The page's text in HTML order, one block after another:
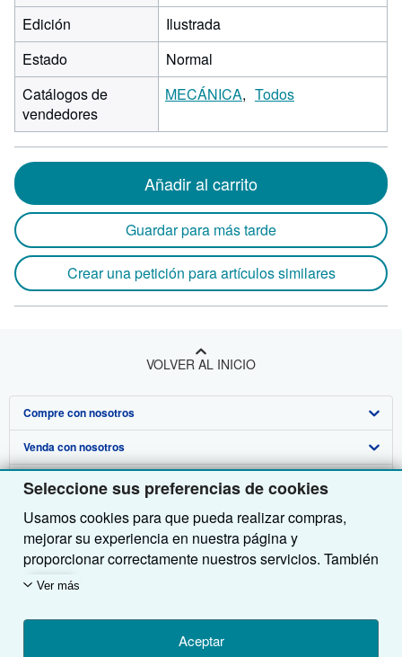
Seleccione sus preferencias de cookies
Usamos cookies para que pueda realizar compras,
mejorar su experiencia en nuestra página y
proporcionar correctamente nuestros servicios. También
utilizamos cookies para comprender el modo en que los
midiendo las visitas al sitio) y así poder realizar
mejoras. Si está de acuerdo, también utilizaremos
Ver más
Aceptar
Edición
Ilustrada
Estado
Normal
Catálogos de
vendedores
MECÁNICA Todos
Añadir al carrito
Guardar para más tarde
Crear una petición para artículos similares
VOLVER AL INICIO
Compre con nosotros
Búsqueda avanzada
Colecciones
Mi cuenta
Mis pedidos
Ver carrito
Venda con nosotros
Comenzar a vender
Únase a nuestro programa de afiliados
Recomiende un vendedor
Sobre nosotros
Sobre IberLibro
Medios
Empleo
Política de Privacidad
Obtener Ayuda
Preguntas frecuentes y guías
Atención al Cliente
Otras compañías de AbeBooks
AbeBooks.com
AbeBooks.co.uk
Siga a IberLibro